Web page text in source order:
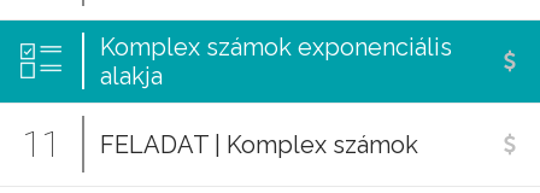
Komplex számok exponenciális
alakja
11 FELADAT | Komplex számok